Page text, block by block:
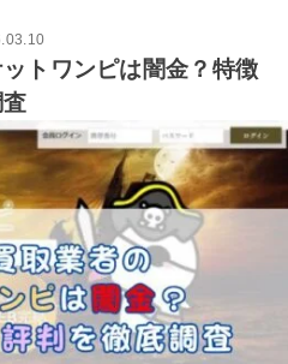
トワンピは闇金？特徴